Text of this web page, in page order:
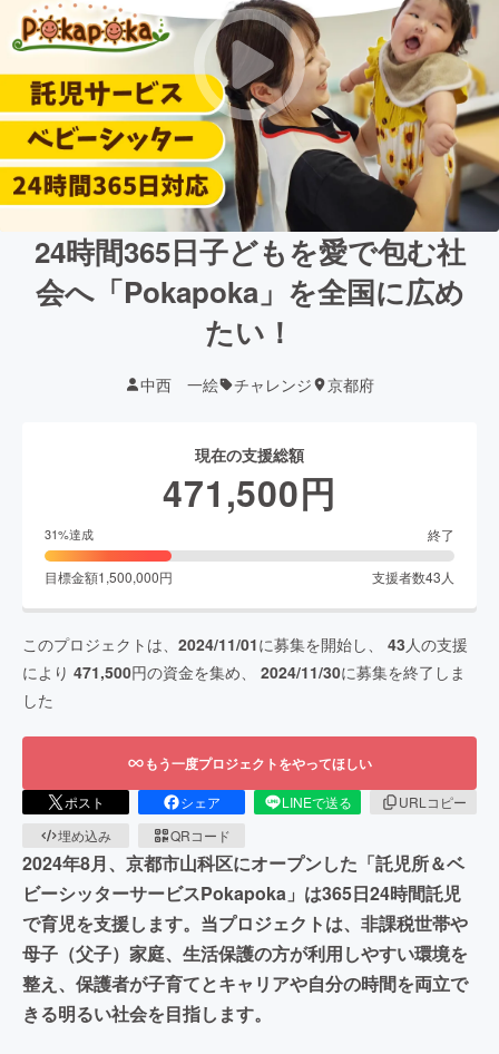
24時間365日子どもを愛で包む社
会へ「Pokapoka」を全国に広め
たい！
中西 一絵 チャレンジ 京都府
現在の支援総額
471,500円
31%達成 終了
目標金額1,500,000円 支援者数43 人
このプロジェクトは、 2024/11/01に募集を開始し、 43 人の支援
により 471,500円の資金を集め、 2024/11/30に募集を終了しま
した
もう一度プロジェクトをやってほしい
ポスト シェア LINEで送る
URLコピー
埋め込み
QRコード
2024年8月、京都市山科区にオープンした「託児所＆ベ
ビーシッターサービスPokapoka」は365日24時間託児
で育児を支援します。当プロジェクトは、非課税世帯や
母子（父子）家庭、生活保護の方が利用しやすい環境を
整え、保護者が子育てとキャリアや自分の時間を両立で
きる明るい社会を目指します。